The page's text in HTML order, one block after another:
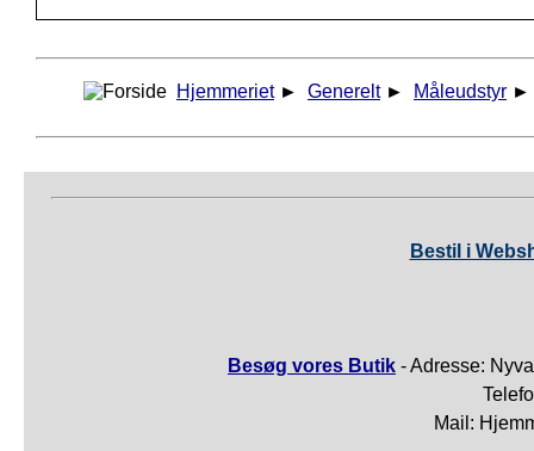
Hjemmeriet ► Generelt ► Måleudstyr ►
Bestil i
Besøg vores Butik - Adresse:
Mail: